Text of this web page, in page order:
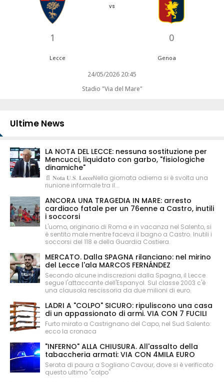
1
vs
0
Lecce Genoa
24/05/2026 20:45
Stadio "Via del Mare"
Ultime News
LA NOTA DEL LECCE: nessuna sostituzione per
Mencucci, liquidato con garbo, "fisiologiche
dinamiche"
📄 𝐍𝐨𝐭𝐚 𝐔.𝐒. 𝐋𝐞𝐜𝐜𝐞Nella giornata odierna si è svolta una
riunione informale tra il...
ANCORA UNA TRAGEDIA IN MARE: arresto
cardiaco fatale per un 76enne a Castro, inutili
i soccorsi
L'uomo, originario di Roma e in vacanza nel Salento, si
è sentito male mentre faceva il bagno a Castro. Inutili i
soccorsi del 118 e della Guardia Costiera.
MERCATO. Dalla SPAGNA rilanciano: nel mirino
del Lecce l'ala MARCOS FERNÁNDEZ
Secondo alcune indiscrezioni dalla Spagna, il Lecce
segue l'attaccante dell'Espanyol. Sul classe 2003 c'è
una clausola rescissoria da due milioni di euro.
LADRI A "COLPO" SICURO: ripuliscono una casa
di un appassionato di armi. VIA CON 7 FUCILI
Furto mirato a Castrignano del Capo, nel Sud Salento:
ecco la cronaca
"INFERNO" ALLA CHIUSURA. All'assalto della
tabaccheria armati: VIA CON 4MILA EURO
Serata di paura a Sogliano Cavour, dove si è verificato
questo ultimo "colpo"